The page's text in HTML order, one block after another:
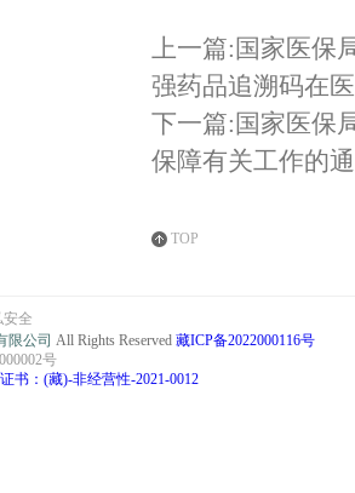
上一篇:国家医保
强药品追溯码在
下一篇:国家医保
保障有关工作的
TOP
安全
限公司 All Rights Reserved 藏ICP备2022000116号
号
书：(藏)-非经营性-2021-0012